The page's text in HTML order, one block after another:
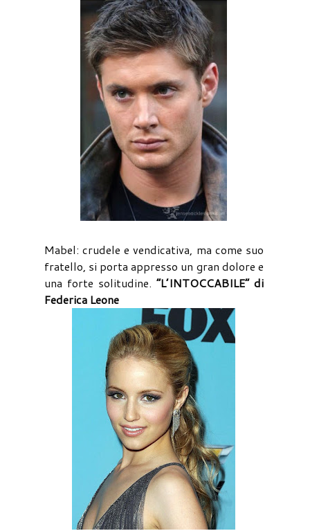
Mabel: crudele e vendicativa, ma come suo
fratello, si porta appresso un gran dolore e
una forte solitudine. “L’INTOCCABILE” di
Federica Leone